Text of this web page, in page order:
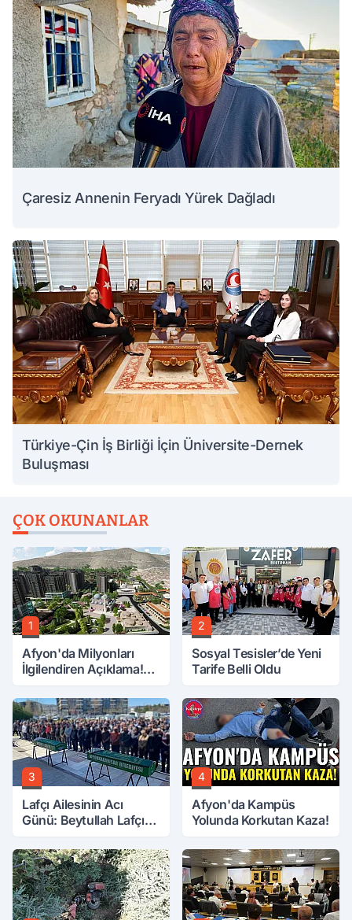
Çaresiz Annenin Feryadı Yürek Dağladı
Türkiye-Çin İş Birliği İçin Üniversite-Dernek
Buluşması
ÇOK OKUNANLAR
1
Afyon'da Milyonları
İlgilendiren Açıklama!
2
Sosyal Tesisler’de Yeni
Tarife Belli Oldu
3
Lafçı Ailesinin Acı
Günü: Beytullah Lafçı
4
Afyon'da Kampüs
Yolunda Korkutan Kaza!